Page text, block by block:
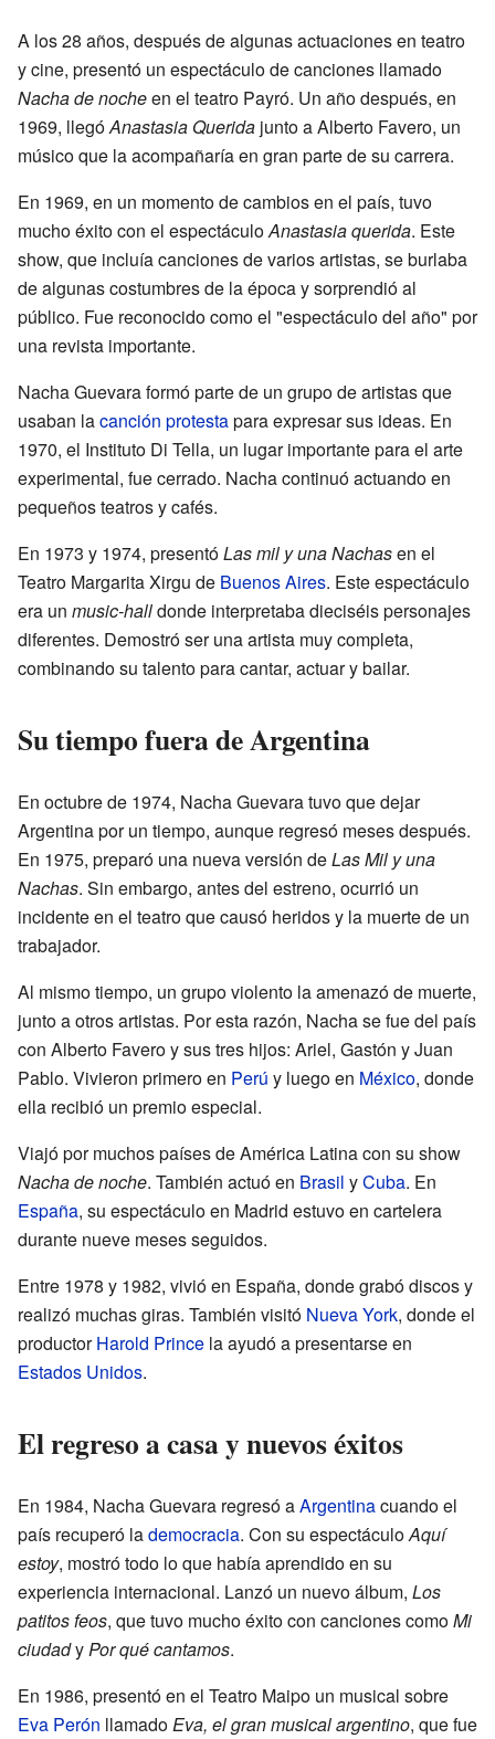
A los 28 años, después de algunas actuaciones en teatro
y cine, presentó un espectáculo de canciones llamado
Nacha de nocheen el teatro Payró. Un año después, en
1969, llegóAnastasia Querida junto a Alberto Favero, un
músico que la acompañaría en gran parte de su carrera.
En 1969, en un momento de cambios en el país, tuvo
mucho éxito con el espectáculoAnastasia querida. Este
show, que incluía canciones de varios artistas, se burlaba
de algunas costumbres de la época y sorprendió al
público. Fue reconocido como el "espectáculo del año" por
una revista importante.
Nacha Guevara formó parte de un grupo de artistas que
usaban lacanción protestapara expresar sus ideas. En
1970, el Instituto Di Tella, un lugar importante para el arte
experimental, fue cerrado. Nacha continuó actuando en
pequeños teatros y cafés.
En 1973 y 1974, presentóLas mil y una Nachasen el
Teatro Margarita Xirgu de Buenos Aires. Este espectáculo
era un music-halldonde interpretaba dieciséis personajes
diferentes. Demostró ser una artista muy completa,
combinando su talento para cantar, actuar y bailar.
Su tiempo fuera de Argentina
En octubre de 1974, Nacha Guevara tuvo que dejar
Argentina por un tiempo, aunque regresó meses después.
En 1975, preparó una nueva versión deLas Mil y una
Nachas. Sin embargo, antes del estreno, ocurrió un
incidente en el teatro que causó heridos y la muerte de un
trabajador.
Al mismo tiempo, un grupo violento la amenazó de muerte,
junto a otros artistas. Por esta razón, Nacha se fue del país
con Alberto Favero y sus tres hijos: Ariel, Gastón y Juan
Pablo. Vivieron primero en Perú y luego en México, donde
ella recibió un premio especial.
Viajó por muchos países de América Latina con su show
Nacha de noche. También actuó en Brasil yCuba. En
España, su espectáculo en Madrid estuvo en cartelera
durante nueve meses seguidos.
Entre 1978 y 1982, vivió en España, donde grabó discos y
realizó muchas giras. También visitó Nueva York, donde el
productorHarold Prince la ayudó a presentarse en
Estados Unidos.
El regreso a casa y nuevos éxitos
En 1984, Nacha Guevara regresó aArgentinacuando el
país recuperó lademocracia. Con su espectáculoAquí
estoy, mostró todo lo que había aprendido en su
experiencia internacional. Lanzó un nuevo álbum, Los
patitos feos, que tuvo mucho éxito con canciones comoMi
ciudadyPor qué cantamos.
En 1986, presentó en el Teatro Maipo un musical sobre
Eva Perón llamadoEva, el gran musical argentino, que fue